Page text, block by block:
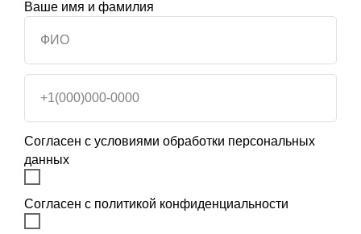
Ваше имя и фамилия
ФИО
+1(000)000-0000
Согласен с условиями обработки персональных
данных
Согласен с политикой конфиденциальности